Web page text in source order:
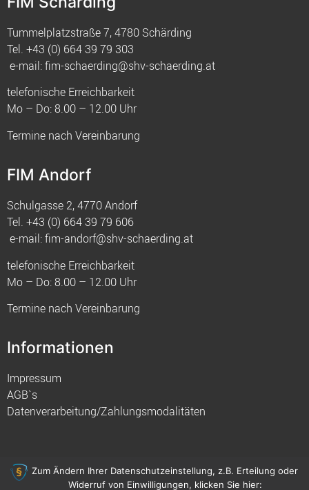
Tummelplatzstraße 7, 4780 Schärding
Tel. +43 (0) 664 39 79 303
e-mail:fim-schaerding@shv-schaerding.at
telefonische Erreichbarkeit
Mo – Do: 8.00 – 12.00 Uhr
Termine nach Vereinbarung
FIM Andorf
Schulgasse 2, 4770 Andorf
Tel. +43 (0) 664 39 79 606
e-mail:fim-andorf@shv-schaerding.at
telefonische Erreichbarkeit
Mo – Do: 8.00 – 12.00 Uhr
Termine nach Vereinbarung
Informationen
Impressum
AGB`s
Datenverarbeitung/Zahlungsmodalitäten
© 2021 FIM
Zum Ändern Ihrer Datenschutzeinstellung, z.B. Erteilung oder
Widerruf von Einwilligungen, klicken Sie hier: